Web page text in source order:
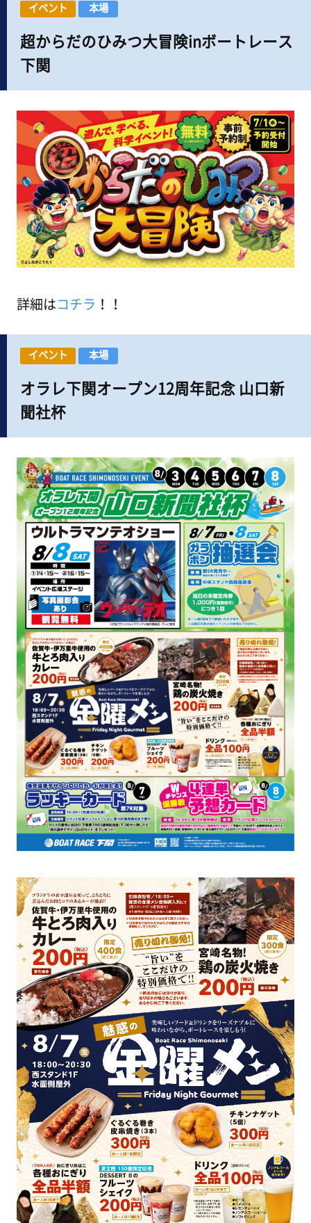
イベント 本場
超からだのひみつ大冒険inボートレース
下関
詳細は コチラ ！！
イベント 本場
オラレ下関オープン12周年記念 山口新
聞社杯